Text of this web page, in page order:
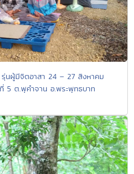
นผู้มีจิตอาสา 24 – 27 สิงหาคม
ต.พุคำจาน อ.พระพุทธบาท